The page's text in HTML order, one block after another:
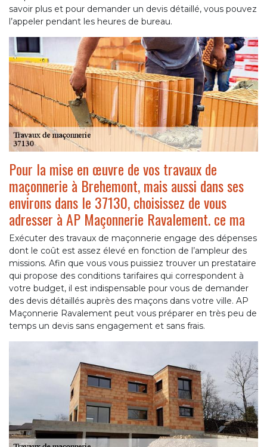
savoir plus et pour demander un devis détaillé, vous pouvez
l’appeler pendant les heures de bureau.
Pour la mise en œuvre de vos travaux de
maçonnerie à Brehemont, mais aussi dans ses
environs dans le 37130, choisissez de vous
adresser à AP Maçonnerie Ravalement. ce ma
Exécuter des travaux de maçonnerie engage des dépenses
dont le coût est assez élevé en fonction de l’ampleur des
missions. Afin que vous vous puissiez trouver un prestataire
qui propose des conditions tarifaires qui correspondent à
votre budget, il est indispensable pour vous de demander
des devis détaillés auprès des maçons dans votre ville. AP
Maçonnerie Ravalement peut vous préparer en très peu de
temps un devis sans engagement et sans frais.